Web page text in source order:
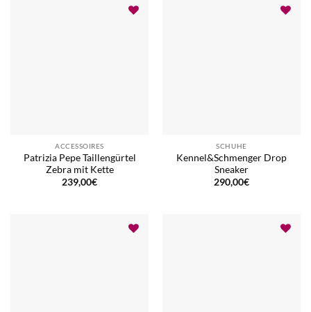
ACCESSOIRES
Patrizia Pepe Taillengürtel
Zebra mit Kette
239,00€
SCHUHE
Kennel&Schmenger Drop
Sneaker
290,00€